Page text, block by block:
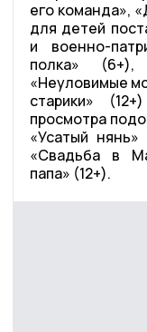
его команда»,
для детей
и военно-
полка» (6+),
«Неуловимые
старики»
просмотра
«Усатый
«Свадьба в
папа» (12+).